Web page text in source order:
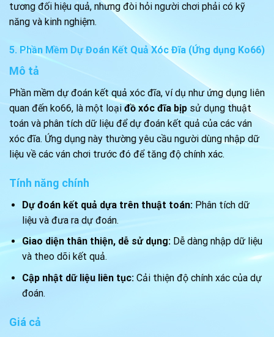
tương đối hiệu quả, nhưng đòi hỏi người chơi phải có kỹ
năng và kinh nghiệm.
5. Phần Mềm Dự Đoán Kết Quả Xóc Đĩa (Ứng dụng Ko66)
Mô tả
Phần mềm dự đoán kết quả xóc đĩa, ví dụ như ứng dụng liên
quan đến ko66, là một loại đồ xóc đĩa bịp sử dụng thuật
toán và phân tích dữ liệu để dự đoán kết quả của các ván
xóc đĩa. Ứng dụng này thường yêu cầu người dùng nhập dữ
liệu về các ván chơi trước đó để tăng độ chính xác.
Tính năng chính
Dự đoán kết quả dựa trên thuật toán:Phân tích dữ
liệu và đưa ra dự đoán.
Giao diện thân thiện, dễ sử dụng:Dễ dàng nhập dữ liệu
và theo dõi kết quả.
Cập nhật dữ liệu liên tục:Cải thiện độ chính xác của dự
đoán.
Giá cả